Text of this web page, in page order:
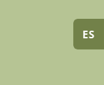
ES